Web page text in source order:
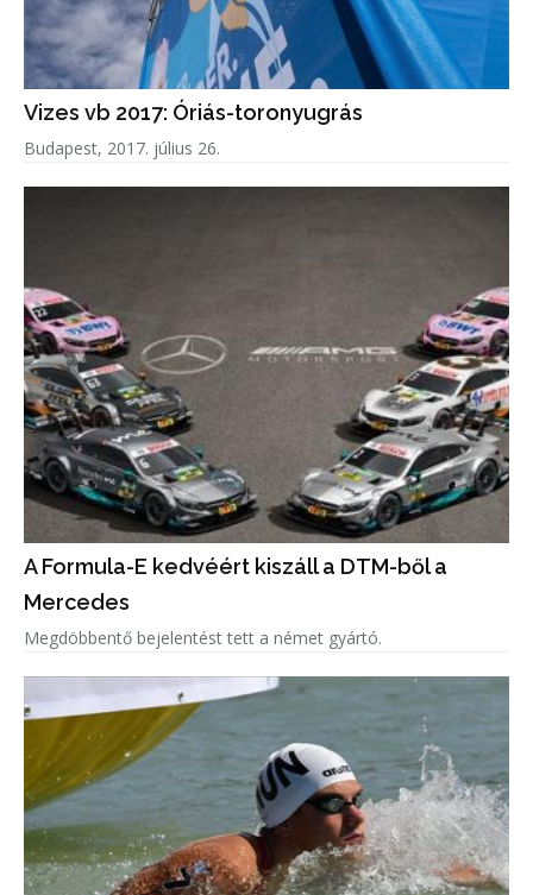
Vizes vb 2017: Óriás-toronyugrás
Budapest, 2017. július 26.
A Formula-E kedvéért kiszáll a DTM-ből a
Mercedes
Megdöbbentő bejelentést tett a német gyártó.